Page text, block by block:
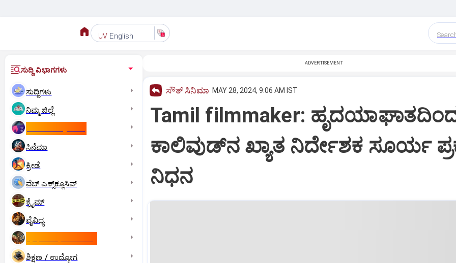
UV English
ಸುದ್ದಿ ವಿಭಾಗಗಳು
ಸುದ್ದಿಗಳು
ನಿಮ್ಮ ಜಿಲ್ಲೆ
ಸಿನೆಮಾ
ಕ್ರೀಡೆ
ವೆಬ್ ಎಕ್ಸ್‌ಕ್ಲೂಸಿವ್
ಕ್ರೈಮ್
ವೈವಿಧ್ಯ
ಶಿಕ್ಷಣ / ಉದ್ಯೋಗ
ADVERTISEMENT
ಸೌತ್‌ ಸಿನಿಮಾ MAY 28, 2024, 9:06 AM IST
Tamil filmmaker:
ಕಾಲಿವುಡ್‌ನ ಖ್ಯಾತ ನಿರ್ದೇಶಕ ಸೂರ್ಯ
ನಿಧನ